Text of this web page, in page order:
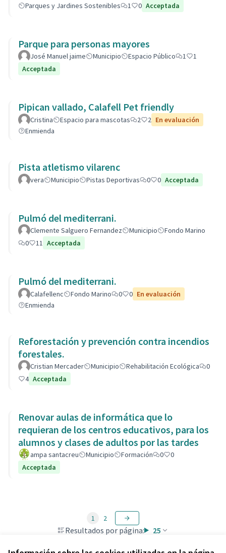
Parques y Jardines Sostenibles
1 0 Acceptada
Parque para personas mayores
José Manuel jaime Municipio Espacio Público 1
1
Acceptada
Pipican vallado, Calafell Pet friendly
Cristina Espacio para mascotas 2 2 En evaluación
Enmienda
Pista atletismo vilarenc
vera Municipio Pistas Deportivas 0 0 Acceptada
Pulmó del mediterrani.
Clemente Salguero Fernandez Municipio
Fondo Marino
0
11 Acceptada
Pulmó del mediterrani.
Calafellenc Fondo Marino 0 0 En evaluación
Enmienda
Reforestación y prevención contra incendios
forestales.
Cristian Mercader Municipio Rehabilitación Ecológica
0
4 Acceptada
Renovar aulas de informática que lo
requieran de los centros educativos, para los
alumnos y clases de adultos por las tardes
ampa santacreu Municipio Formación 0
0
Acceptada
Resultados por página: 25
1 2